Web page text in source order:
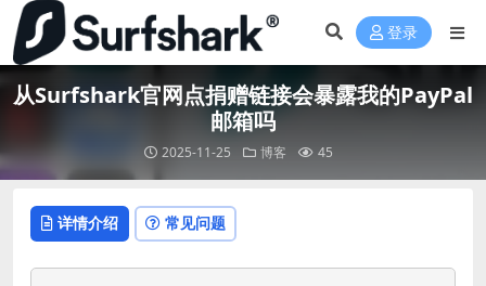
登录
从Surfshark官网点捐赠链接会暴露我的PayPal
邮箱吗
2025-11-25 博客 45
详情介绍 常见问题